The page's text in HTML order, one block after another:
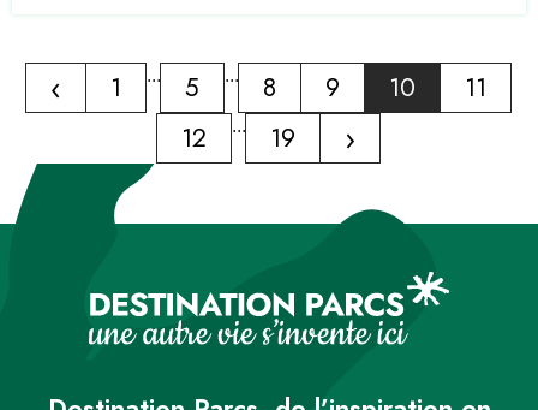
‹ 1 ... 5 ... 8 9 10
11
12
... 19 ›